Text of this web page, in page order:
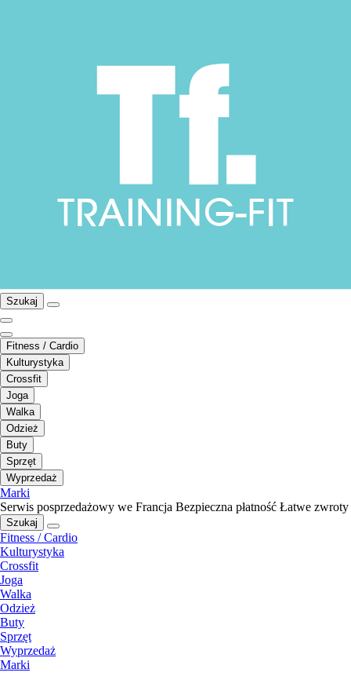
Szukaj
Fitness / Cardio
Kulturystyka
Crossfit
Joga
Walka
Odzież
Buty
Sprzęt
Wyprzedaż
Marki
Serwis posprzedażowy we Francja Bezpieczna płatność Łatwe zwroty
Szukaj
Fitness / Cardio
Kulturystyka
Crossfit
Joga
Walka
Odzież
Buty
Sprzęt
Wyprzedaż
Marki